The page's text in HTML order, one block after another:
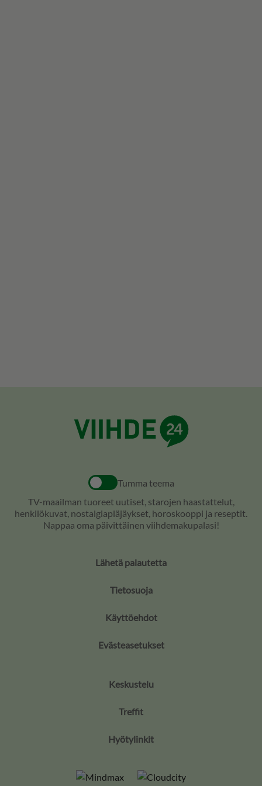
Tumma teema
TV-maailman tuoreet uutiset, starojen haastattelut,
henkilökuvat, nostalgiapläjäykset, horoskooppi ja reseptit.
Nappaa oma päivittäinen viihdemakupalasi!
Lähetä palautetta
Tietosuoja
Käyttöehdot
Evästeasetukset
Keskustelu
Treffit
Hyötylinkit